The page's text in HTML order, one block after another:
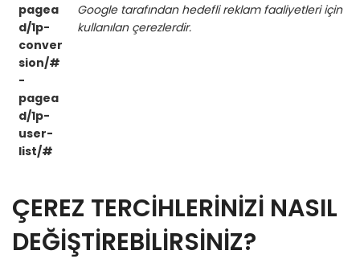
pagea
d/1p-
conver
sion/#
-
pagea
d/1p-
user-
list/#
Google tarafından hedefli reklam faaliyetleri için
kullanılan çerezlerdir.
ÇEREZ TERCİHLERİNİZİ NASIL
DEĞİŞTİREBİLİRSİNİZ?